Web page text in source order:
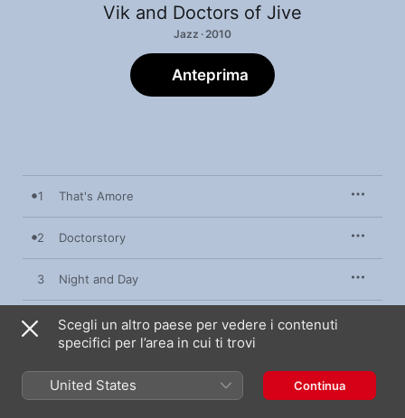
Vik and Doctors of Jive
Jazz · 2010
Anteprima
1 That's Amore
2 Doctorstory
3 Night and Day
4 Mona Lisa
6 Everybody Loves Somebody
Scegli un altro paese per vedere i contenuti
specifici per l’area in cui ti trovi
United States Continua